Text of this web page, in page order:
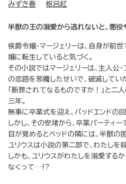
みずき春 枢呂紅
半獣の王の溺愛から逃れないと、悪役
侯爵令嬢・マージェリーは、自身が前
嬢に転生していると気づく。
その小説ではマージェリーは、主人公・
の恋路を邪魔したせいで、破滅して
「断罪されてなるものですか！」と二
三年。
無事に卒業式を迎え、バッドエンドの
しかし、その安堵から、卒業パーティー
目が覚めるとベッドの隣には、半獣の
ユリウスは小説の第二部で、わたしを
しかも、ユリウスがわたしを溺愛する
なくって…!?